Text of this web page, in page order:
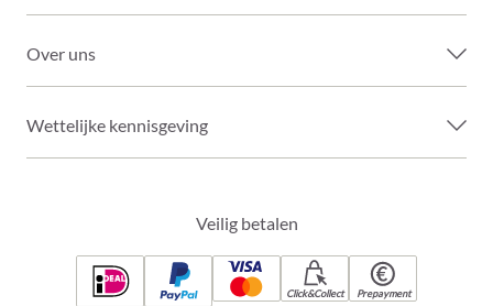
Over uns
Wettelijke kennisgeving
Veilig betalen
Click&Collect Prepayment